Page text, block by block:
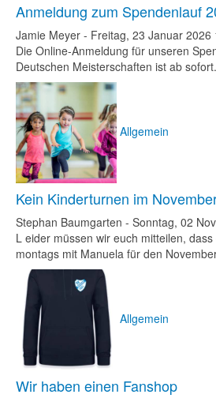
Anmeldung zum Spendenlauf
Jamie Meyer - Freitag, 23 Januar 2026
Die Online-Anmeldung für unseren
Deutschen Meisterschaften ist ab
Allgemein
Kein Kinderturnen im
Stephan Baumgarten - Sonntag, 02
L eider müssen wir euch mitteilen,
montags mit Manuela für den
Allgemein
Wir haben einen Fanshop